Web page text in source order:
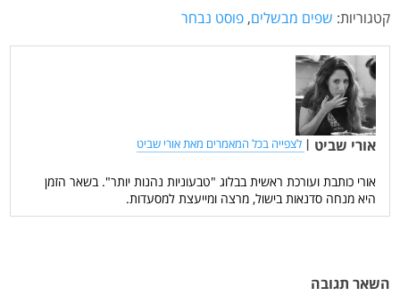
קטגוריות: שפים מבשלים, פוסט נבחר
אורי שביט | לצפייה בכל המאמרים מאת אורי שביט
אורי כותבת ועורכת ראשית בבלוג "טבעוניות נהנות יותר". בשאר הזמן
היא מנחה סדנאות בישול, מרצה ומייעצת למסעדות.
השאר תגובה